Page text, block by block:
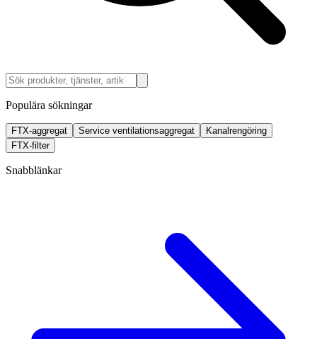
Populära sökningar
FTX-aggregat Service ventilationsaggregat
Kanalrengöring
FTX-filter
Snabblänkar